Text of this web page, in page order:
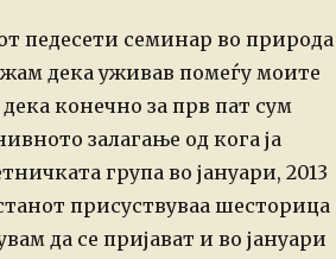
педесети семинар во природа
дека уживав помеѓу моите
конечно за прв пат сум
залагање од кога ја
група во јануари, 2013
присуствуваа шесторица
да се пријават и во јануари